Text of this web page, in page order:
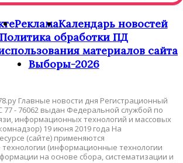
РекламаКалендарь новостей
Политика обработки ПД
материалов сайта
Выборы-2026
Главные новости дня Регистрационный
- 76062 выдан Федеральной службой по
информационных технологий и массовых
19 июня 2019 года На
(сайте) применяются
(информационные технологии
на основе сбора, систематизации и